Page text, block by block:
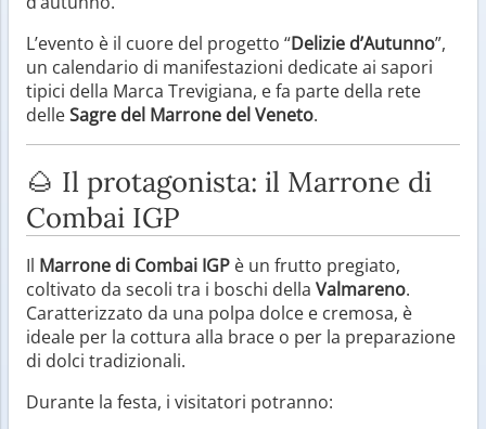
L’evento è il cuore del progetto “Delizie d’Autunno”,
un calendario di manifestazioni dedicate ai sapori
tipici della Marca Trevigiana, e fa parte della rete
delleSagre del Marrone del Veneto.
🌰 Il protagonista: il Marrone di
Combai IGP
Il Marrone di Combai IGP è un frutto pregiato,
coltivato da secoli tra i boschi della Valmareno.
Caratterizzato da una polpa dolce e cremosa, è
ideale per la cottura alla brace o per la preparazione
di dolci tradizionali.
Durante la festa, i visitatori potranno: